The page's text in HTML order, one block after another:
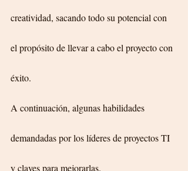
creatividad, sacando todo su potencial con
el propósito de llevar a cabo el proyecto con
éxito.
A continuación, algunas habilidades
demandadas por los líderes de proyectos TI
y claves para mejorarlas.